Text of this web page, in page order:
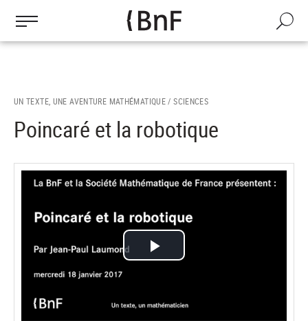
contenu
Recherche
UN TEXTE, UNE AVENTURE MATHÉMATIQUE / SCIENCES
Poincaré et la robotique
Lire